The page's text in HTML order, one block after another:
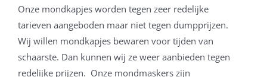
Onze mondkapjes worden tegen zeer redelijke
tarieven aangeboden maar niet tegen dumpprijzen.
Wij willen mondkapjes bewaren voor tijden van
schaarste. Dan kunnen wij ze weer aanbieden tegen
redelijke prijzen. Onze mondmaskers zijn